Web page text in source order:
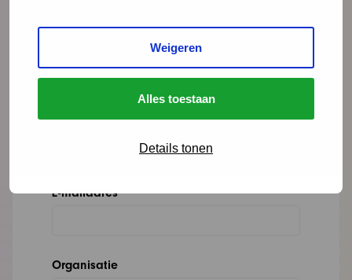
Weigeren
Alles toestaan
Details tonen
" geeft vereiste velden aan
Naam *
E-mailadres *
Organisatie